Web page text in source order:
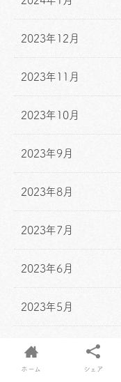
2023年12月
2023年11月
2023年10月
2023年9月
2023年8月
2023年7月
2023年6月
2023年5月
2023年4月
ホーム シェア